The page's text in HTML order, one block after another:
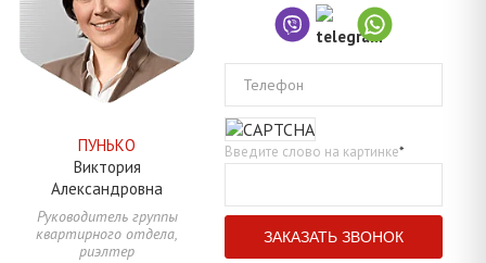
ПУНЬКО
Виктория
Александровна
Руководитель группы
квартирного отдела,
риэлтер
Телефон
Введите слово на картинке*